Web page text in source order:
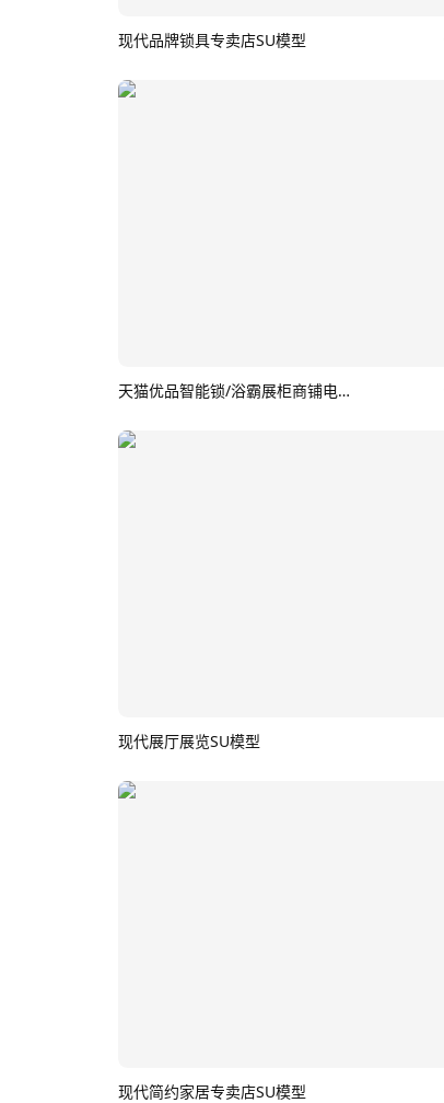
现代品牌锁具专卖店SU模型
天猫优品智能锁/浴霸展柜商铺电器SU模型
现代展厅展览SU模型
现代简约家居专卖店SU模型